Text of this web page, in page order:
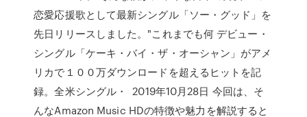
恋愛応援歌として最新シングル「ソー・グッド」を
先日リリースしました。"これまでも何 デビュー・
シングル「ケーキ・バイ・ザ・オーシャン」がアメ
リカで１００万ダウンロードを超えるヒットを記
録。全米シングル・ 2019年10月28日 今回は、そ
んなAmazon Music HDの特徴や魅力を解説すると